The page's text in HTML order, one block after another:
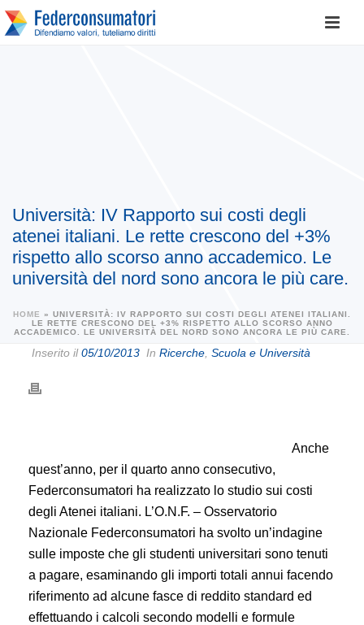
Università: IV Rapporto sui costi degli
atenei italiani. Le rette crescono del +3%
rispetto allo scorso anno accademico. Le
università del nord sono ancora le più care.
HOME » UNIVERSITÀ: IV RAPPORTO SUI COSTI DEGLI ATENEI ITALIANI.
LE RETTE CRESCONO DEL +3% RISPETTO ALLO SCORSO ANNO
ACCADEMICO. LE UNIVERSITÀ DEL NORD SONO ANCORA LE PIÙ CARE.
Inserito il05/10/2013 In Ricerche Scuola e Università
Anche
quest’anno, per il quarto anno consecutivo,
Federconsumatori ha realizzato lo studio sui costi
degli Atenei italiani. L’O.N.F. – Osservatorio
Nazionale Federconsumatori ha svolto un’indagine
sulle imposte che gli studenti universitari sono tenuti
a pagare, esaminando gli importi totali annui facendo
riferimento ad alcune fasce di reddito standard ed
effettuando i calcoli secondo modelli e formule